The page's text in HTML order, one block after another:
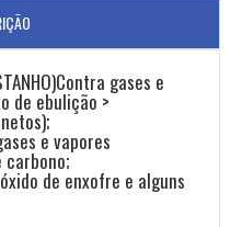
gases e
de ebulição >
e vapores
carbono;
de enxofre e alguns